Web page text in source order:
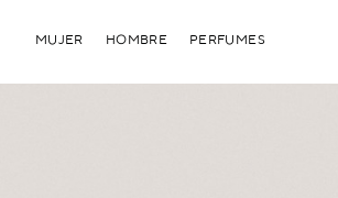
MUJER HOMBRE PERFUMES